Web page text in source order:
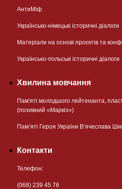
АнтиМіф
Українсько-німецькі історичні діалоги
Матеріали на основі проєктів та
Українсько-польські історичні діалоги
Хвилина мовчання
Пам'яті молодшого лейтенанта,
(позивний «Маркіз»)
Пам’яті Героя України В’ячеслава
Контакти
Телефон:
(068) 239 45 76